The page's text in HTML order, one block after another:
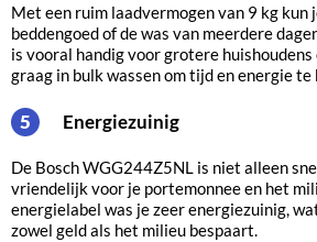
Met een ruim laadvermogen van 9 kg kun
beddengoed of de was van meerdere
is vooral handig voor grotere
graag in bulk wassen om tijd en energie te
5 Energiezuinig
De Bosch WGG244Z5NL is niet alleen
vriendelijk voor je portemonnee en het
energielabel was je zeer energiezuinig,
zowel geld als het milieu bespaart.